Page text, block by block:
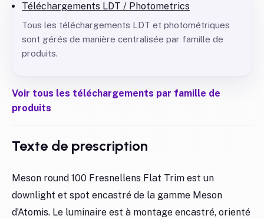
Téléchargements LDT / Photometrics
Tous les téléchargements LDT et photométriques
sont gérés de manière centralisée par famille de
produits.
Voir tous les téléchargements par famille de
produits
Texte de prescription
Meson round 100 Fresnellens Flat Trim est un
downlight et spot encastré de la gamme Meson
d’Atomis. Le luminaire est à montage encastré, orienté